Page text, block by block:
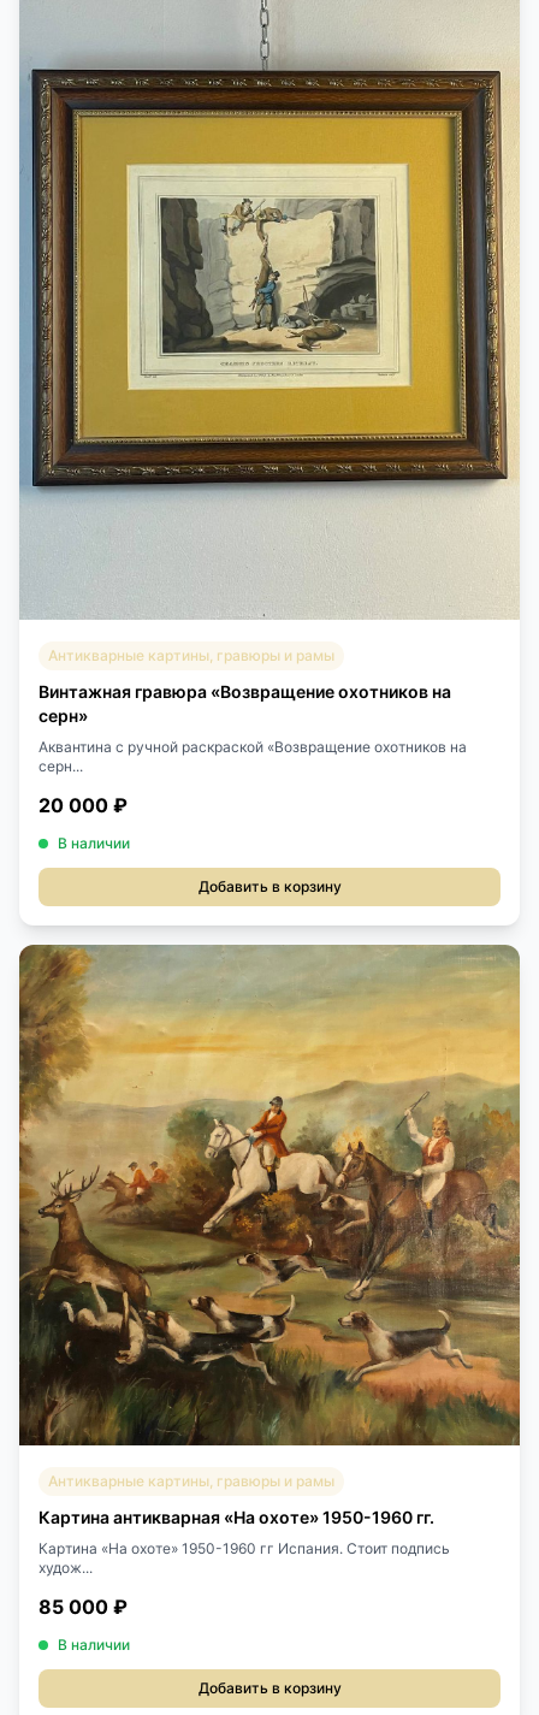
Антикварные картины, гравюры и рамы
Винтажная гравюра «Возвращение охотников на
серн»
Аквантина с ручной раскраской «Возвращение охотников на
серн...
20 000 ₽
В наличии
Добавить в корзину
Антикварные картины, гравюры и рамы
Картина антикварная «На охоте» 1950-1960 гг.
Картина «На охоте» 1950-1960 гг Испания. Стоит подпись
худож...
85 000 ₽
В наличии
Добавить в корзину